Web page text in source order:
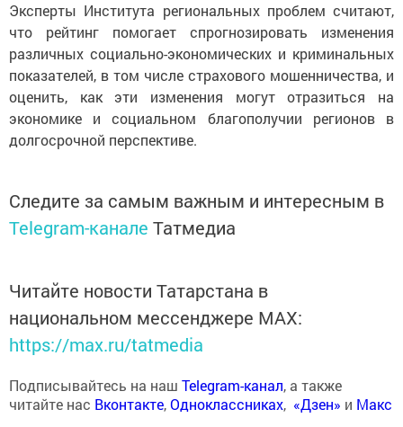
Эксперты Института региональных проблем считают,
что рейтинг помогает спрогнозировать изменения
различных социально-экономических и криминальных
показателей, в том числе страхового мошенничества, и
оценить, как эти изменения могут отразиться на
экономике и социальном благополучии регионов в
долгосрочной перспективе.
Следите за самым важным и интересным в
Telegram-канале Татмедиа
Читайте новости Татарстана в
национальном мессенджере MАХ:
https://max.ru/tatmedia
Подписывайтесь на наш Telegram-канал, а также
читайте нас Вконтакте,Одноклассниках, «Дзен» и Макс